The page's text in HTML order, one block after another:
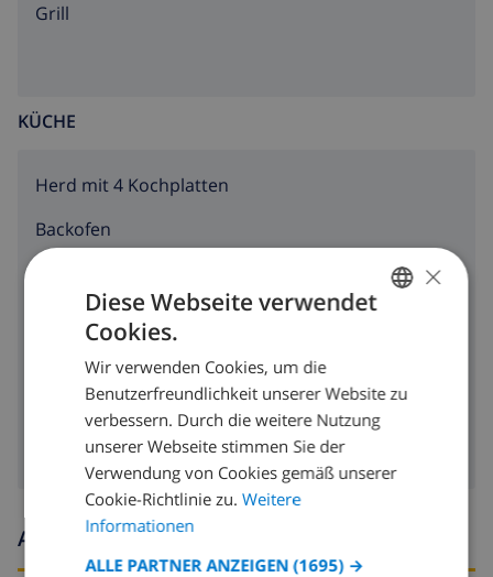
Grill
KÜCHE
Herd mit 4 Kochplatten
Backofen
Kühlschrank
Geschirrspülmaschine
Waschmaschine
Ankunfts- und abfahrtszeiten
DUTCH
SPANISH
GERMAN
ITALIAN
×
Diese Webseite verwendet
Cookies.
Wir verwenden Cookies, um die
Benutzerfreundlichkeit unserer Website zu
verbessern. Durch die weitere Nutzung
unserer Webseite stimmen Sie der
Verwendung von Cookies gemäß unserer
Cookie-Richtlinie zu. Weitere
Informationen
ALLE PARTNER ANZEIGEN (1695) →